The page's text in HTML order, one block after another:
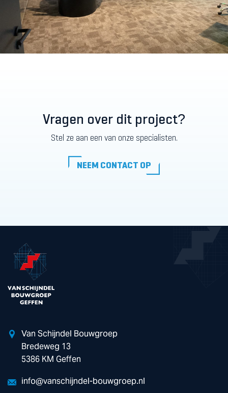
Vragen over dit project?
Stel ze aan een van onze specialisten.
NEEM CONTACT OP
NEEM CONTACT OP
Van Schijndel Bouwgroep
Bredeweg 13
5386 KM Geffen
info@vanschijndel-bouwgroep.nl